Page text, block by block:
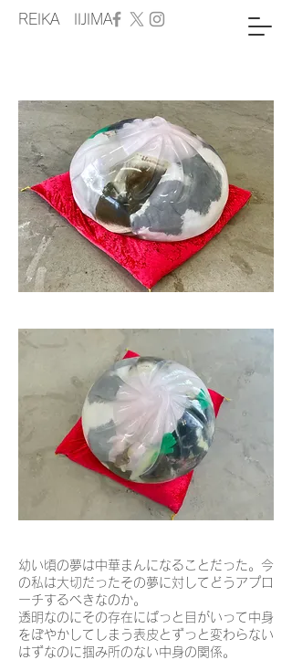
REIKA IIJIMA
幼い頃の夢は中華まんになることだった。今
の私は大切だったその夢に対してどうアプロ
ーチするべきなのか。
透明なのにその存在にぱっと目がいって中身
をぼやかしてしまう表皮とずっと変わらない
はずなのに掴み所のない中身の関係。